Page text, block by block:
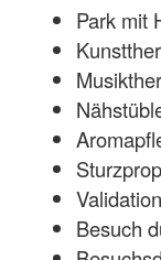
Park mit
Validation
Besuch